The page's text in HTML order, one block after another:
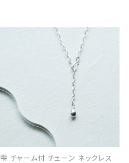
雫 チャーム付 チェーン ネックレス